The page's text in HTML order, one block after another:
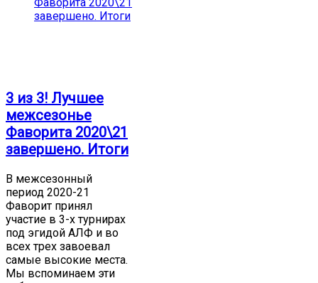
3 из 3! Лучшее
межсезонье
Фаворита 2020\21
завершено. Итоги
В межсезонный
период 2020-21
Фаворит принял
участие в 3-х турнирах
под эгидой АЛФ и во
всех трех завоевал
самые высокие места.
Мы вспоминаем эти